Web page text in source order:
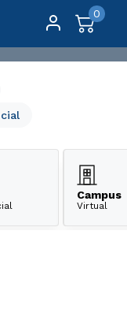
0
Campus
Virtual